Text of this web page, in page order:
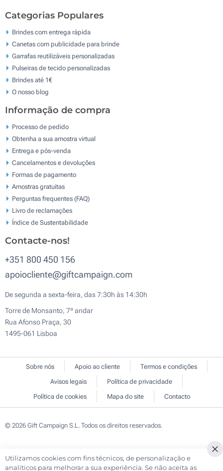
Categorias Populares
Brindes com entrega rápida
Canetas com publicidade para brinde
Garrafas reutilizáveis personalizadas
Pulseiras de tecido personalizadas
Brindes até 1€
O nosso blog
Informação de compra
Processo de pedido
Obtenha a sua amostra virtual
Entrega e pós-venda
Cancelamentos e devoluções
Formas de pagamento
Amostras gratuitas
Perguntas frequentes (FAQ)
Livro de reclamaçōes
Índice de Sustentabilidade
Contacte-nos!
+351 800 450 156
apoiocliente@giftcampaign.com
De segunda a sexta-feira, das 7:30h às 14:30h
Torre de Monsanto, 7º andar
Rua Afonso Praça, 30
1495-061 Lisboa
Sobre nós Apoio ao cliente
Termos e condições
Avisos legais
Política de privacidade
Política de cookies
Mapa do site Contacto
© 2026 Gift Campaign S.L. Todos os direitos reservados.
Utilizamos cookies com fins técnicos, de personalização e
analíticos para melhorar a sua experiência. Se não aceita as